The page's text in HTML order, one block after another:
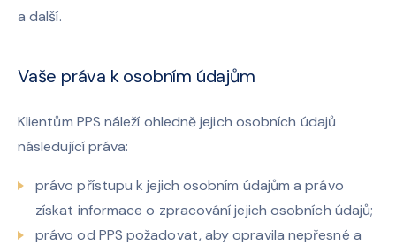
a další.
Vaše práva k osobním údajům
Klientům PPS náleží ohledně jejich osobních údajů
následující práva:
právo přístupu k jejich osobním údajům a právo
získat informace o zpracování jejich osobních údajů;
právo od PPS požadovat, aby opravila nepřesné a